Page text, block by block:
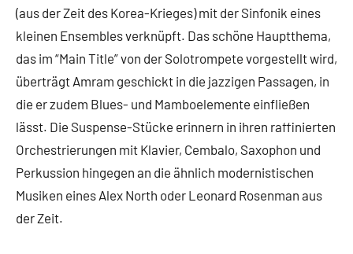
(aus der Zeit des Korea-Krieges) mit der Sinfonik eines
kleinen Ensembles verknüpft. Das schöne Hauptthema,
das im “Main Title” von der Solotrompete vorgestellt wird,
überträgt Amram geschickt in die jazzigen Passagen, in
die er zudem Blues- und Mamboelemente einfließen
lässt. Die Suspense-Stücke erinnern in ihren raffinierten
Orchestrierungen mit Klavier, Cembalo, Saxophon und
Perkussion hingegen an die ähnlich modernistischen
Musiken eines Alex North oder Leonard Rosenman aus
der Zeit.